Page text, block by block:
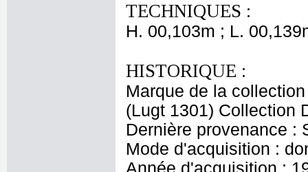
TECHNIQUES :
H. 00,103m ; L.
HISTORIQUE :
Marque de la
(Lugt 1301) Collection
Dernière provenance :
Mode d'acquisition :
Année d'acquisition :